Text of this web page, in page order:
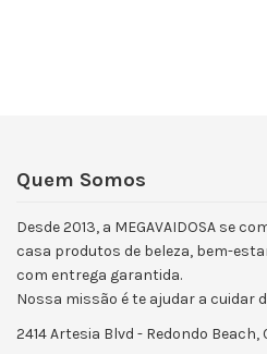
Quem Somos
Desde 2013, a MEGAVAIDOSA se
casa produtos de beleza, bem-
com entrega garantida.
Nossa missão é te ajudar a cuidar
2414 Artesia Blvd - Redondo Beach,